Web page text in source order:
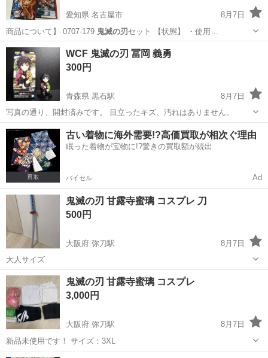
愛知県 名古屋市
8月7日
商品について】 0707-179 鬼滅の刃 セット 【状態】 ・使用…
愛知 名古屋市 おもちゃ 鬼滅の刃
WCF 鬼滅の刃 冨岡 義勇
300円
青森県 黒石駅
8月7日
写真の通り、開封済みです。 目立ったキズ、汚れはありません。
青森 黒石市 黒石駅 フィギュア 鬼滅の刃
古い着物に海外需要!?高価買取が相次ぐ理由
眠った着物が宝物に!?驚きの買取額が続出
バイセル Ad
鬼滅の刃 甘露寺蜜璃 コスプレ 刀
500円
大阪府 弥刀駅
8月7日
大人サイズ
大阪 東大阪市 弥刀駅 その他 鬼滅の刃
鬼滅の刃 甘露寺蜜璃 コスプレ
3,000円
大阪府 弥刀駅
8月7日
新品未使用です！ サイズ：3XL